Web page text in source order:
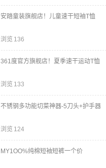
安踏童装旗舰店！儿童速干短袖T恤
浏览 136
361度官方旗舰店！夏季速干运动T恤
浏览 133
不锈钢多功能切菜神器-5刀头+护手器
浏览 124
MY1OO%纯棉短袖短裤一个价